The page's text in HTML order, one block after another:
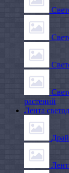
растений
Лента